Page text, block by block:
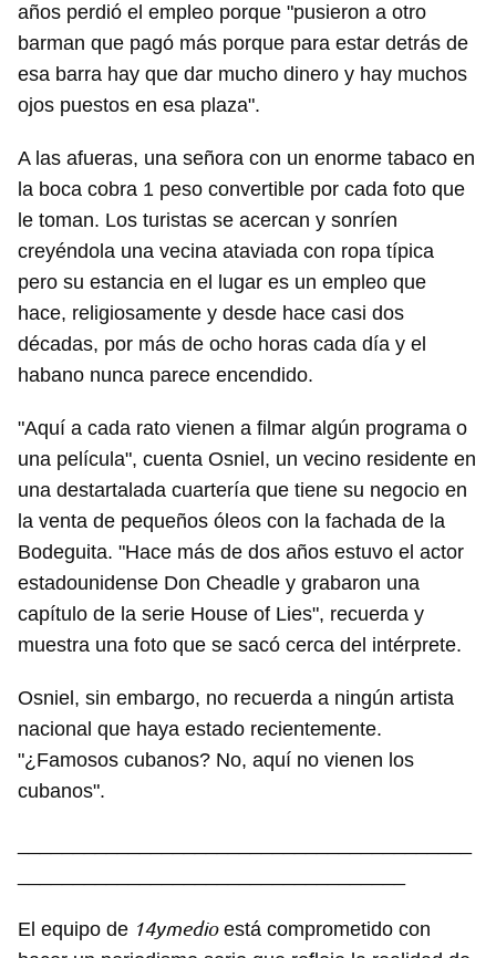
años perdió el empleo porque "pusieron a otro
barman que pagó más porque para estar detrás de
esa barra hay que dar mucho dinero y hay muchos
ojos puestos en esa plaza".
A las afueras, una señora con un enorme tabaco en
la boca cobra 1 peso convertible por cada foto que
le toman. Los turistas se acercan y sonríen
creyéndola una vecina ataviada con ropa típica
pero su estancia en el lugar es un empleo que
hace, religiosamente y desde hace casi dos
décadas, por más de ocho horas cada día y el
habano nunca parece encendido.
"Aquí a cada rato vienen a filmar algún programa o
una película", cuenta Osniel, un vecino residente en
una destartalada cuartería que tiene su negocio en
la venta de pequeños óleos con la fachada de la
Bodeguita. "Hace más de dos años estuvo el actor
estadounidense Don Cheadle y grabaron una
capítulo de la serie House of Lies", recuerda y
muestra una foto que se sacó cerca del intérprete.
Osniel, sin embargo, no recuerda a ningún artista
nacional que haya estado recientemente.
"¿Famosos cubanos? No, aquí no vienen los
cubanos".
El equipo de 14ymedioestá comprometido con